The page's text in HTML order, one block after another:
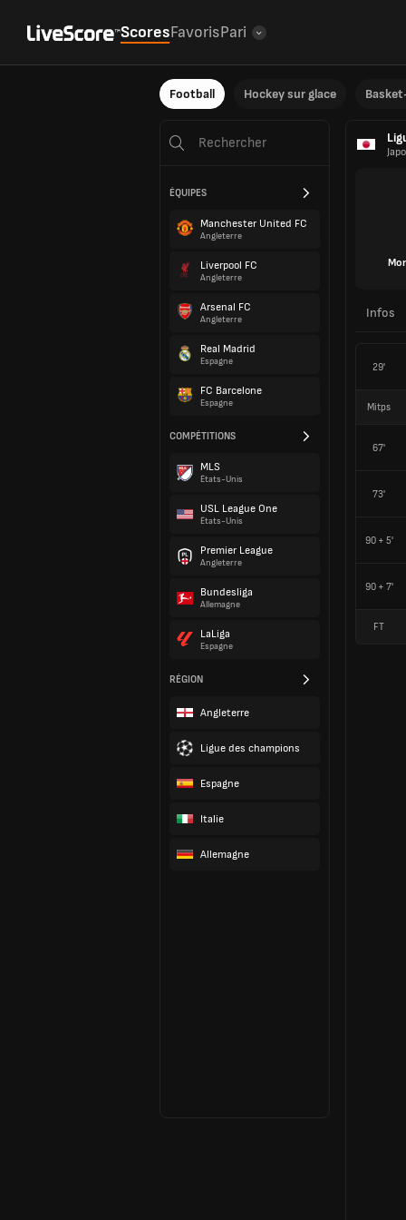
ScoresFavorisPari
Football Hockey sur glace
ÉQUIPES
Manchester United FC
Angleterre
Liverpool FC
Angleterre
Arsenal FC
Angleterre
Real Madrid
Espagne
FC Barcelone
Espagne
COMPÉTITIONS
MLS
États-Unis
USL League One
États-Unis
Premier League
Angleterre
Bundesliga
Allemagne
LaLiga
Espagne
RÉGION
Angleterre
Ligue des champions
Espagne
Italie
Allemagne
Infos
29'
Mitps
67'
73'
90 + 5'
90 + 7'
FT